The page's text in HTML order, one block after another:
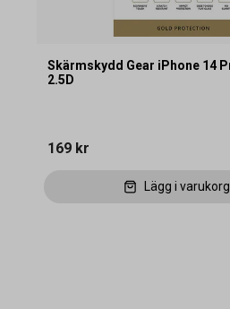
Skärmskydd Gear iPhone 14
2.5D
169 kr
Lägg i